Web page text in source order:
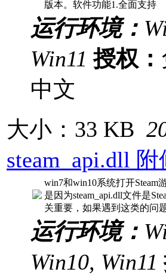
版本。软件功能1.全面支持
运行环境：
Win11 授权：
中文
大小：33 KB
steam_api.dll
win7和win10系统打开Steam
是因为steam_api.dll文件是
关重要，如果遇到这类的问
运行环境：
Win10, Win11